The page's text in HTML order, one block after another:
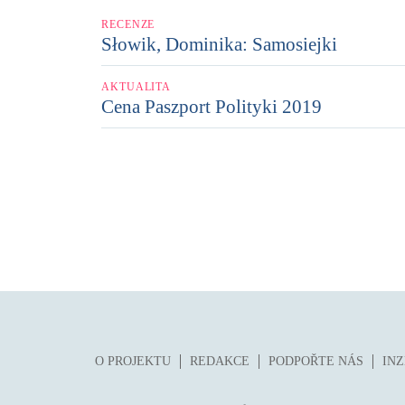
RECENZE
Słowik, Dominika: Samosiejki
AKTUALITA
Cena Paszport Polityki 2019
O PROJEKTU REDAKCE PODPOŘTE NÁS